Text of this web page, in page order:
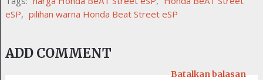
eSP, pilihan warna Honda Beat Street eSP
ADD COMMENT
Batalkan balasan